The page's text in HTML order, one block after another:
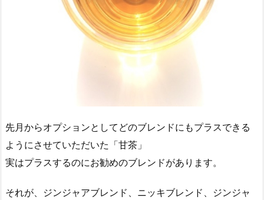
先月からオプションとしてどのブレンドにもプラスできる
ようにさせていただいた「甘茶」
実はプラスするのにお勧めのブレンドがあります。
それが、ジンジャアブレンド、ニッキブレンド、ジンジャ